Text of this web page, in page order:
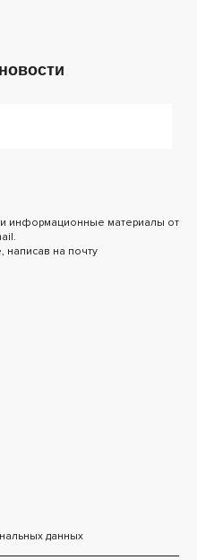
информационные материалы от
написав на почту
данных